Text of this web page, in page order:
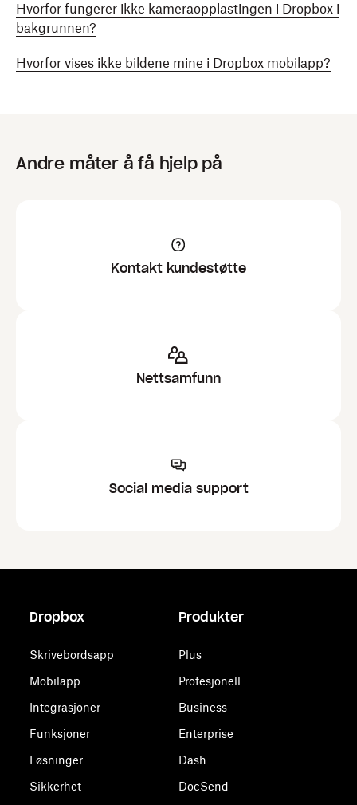
Hvorfor fungerer ikke kameraopplastingen i Dropbox i
bakgrunnen?
Hvorfor vises ikke bildene mine i Dropbox mobilapp?
Andre måter å få hjelp på
Kontakt kundestøtte
Nettsamfunn
Social media support
Dropbox
Skrivebordsapp
Mobilapp
Integrasjoner
Funksjoner
Løsninger
Sikkerhet
Produkter
Plus
Profesjonell
Business
Enterprise
Dash
DocSend